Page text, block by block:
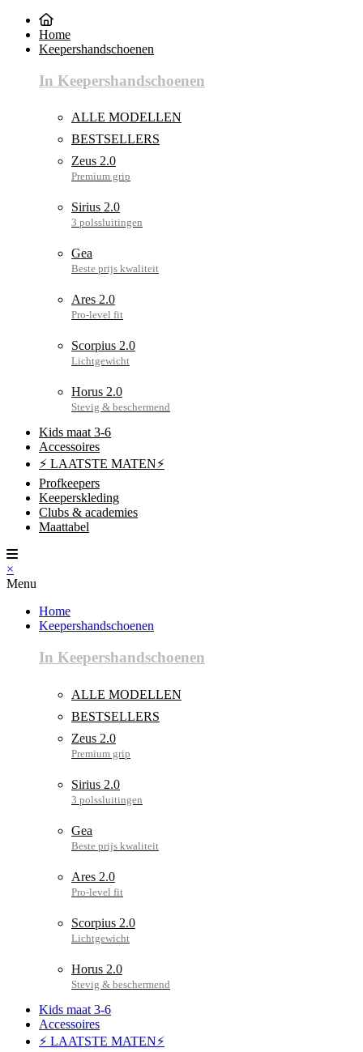
Home
Keepershandschoenen
In Keepershandschoenen
ALLE MODELLEN
BESTSELLERS
Zeus 2.0
Sirius 2.0
Gea
Ares 2.0
Scorpius 2.0
Horus 2.0
Kids maat 3-6
Accessoires
⚡ LAATSTE MATEN⚡
Profkeepers
Keeperskleding
Clubs & academies
Maattabel
×
Menu
Home
Keepershandschoenen
In Keepershandschoenen
ALLE MODELLEN
BESTSELLERS
Zeus 2.0
Sirius 2.0
Gea
Ares 2.0
Scorpius 2.0
Horus 2.0
Kids maat 3-6
Accessoires
⚡ LAATSTE MATEN⚡